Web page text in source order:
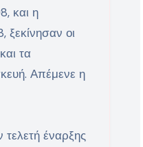
και η
οι
και τα
Απέμενε η
έναρξης